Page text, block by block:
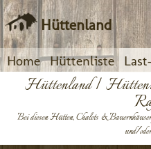
Hüttenland
Home Hüttenliste
Hüttenland |
Bei diesen Hütten, Chalets &
und/